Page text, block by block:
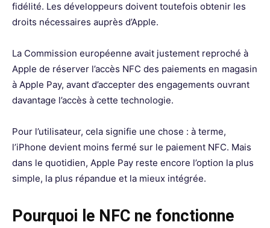
fidélité. Les développeurs doivent toutefois obtenir les
droits nécessaires auprès d’Apple.
La Commission européenne avait justement reproché à
Apple de réserver l’accès NFC des paiements en magasin
à Apple Pay, avant d’accepter des engagements ouvrant
davantage l’accès à cette technologie.
Pour l’utilisateur, cela signifie une chose : à terme,
l’iPhone devient moins fermé sur le paiement NFC. Mais
dans le quotidien, Apple Pay reste encore l’option la plus
simple, la plus répandue et la mieux intégrée.
Pourquoi le NFC ne fonctionne